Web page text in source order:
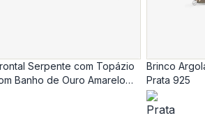
Serpente com Topázio
Banho de Ouro Amarelo
Brinco
Prata 925